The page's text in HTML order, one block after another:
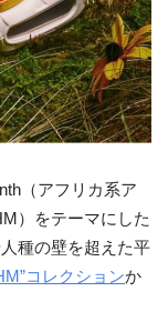
（アフリカ系ア
）をテーマにした
種の壁を超えた平
コレクションか